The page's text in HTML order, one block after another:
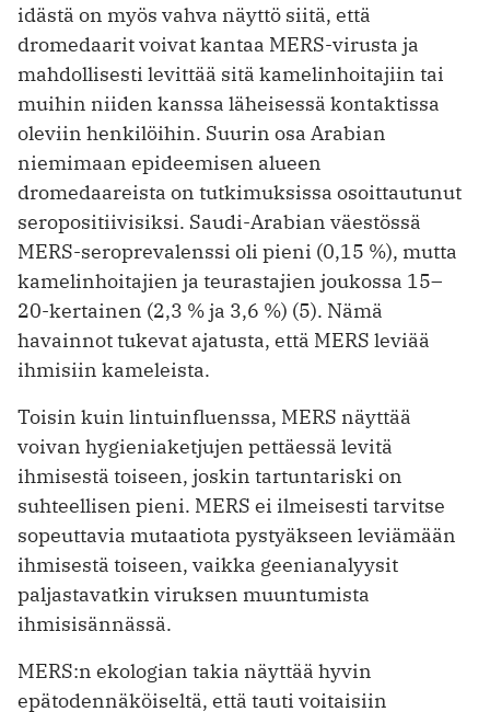
idästä on myös vahva näyttö siitä, että
dromedaarit voivat kantaa MERS-virusta ja
mahdollisesti levittää sitä kamelinhoitajiin tai
muihin niiden kanssa läheisessä kontaktissa
oleviin henkilöihin. Suurin osa Arabian
niemimaan epideemisen alueen
dromedaareista on tutkimuksissa osoittautunut
seropositiivisiksi. Saudi-Arabian väestössä
MERS-seroprevalenssi oli pieni (0,15 %), mutta
kamelinhoitajien ja teurastajien joukossa 15–
20-kertainen (2,3 % ja 3,6 %) (5). Nämä
havainnot tukevat ajatusta, että MERS leviää
ihmisiin kameleista.
Toisin kuin lintuinfluenssa, MERS näyttää
voivan hygieniaketjujen pettäessä levitä
ihmisestä toiseen, joskin tartuntariski on
suhteellisen pieni. MERS ei ilmeisesti tarvitse
sopeuttavia mutaatiota pystyäkseen leviämään
ihmisestä toiseen, vaikka geenianalyysit
paljastavatkin viruksen muuntumista
ihmisisännässä.
MERS:n ekologian takia näyttää hyvin
epätodennäköiseltä, että tauti voitaisiin